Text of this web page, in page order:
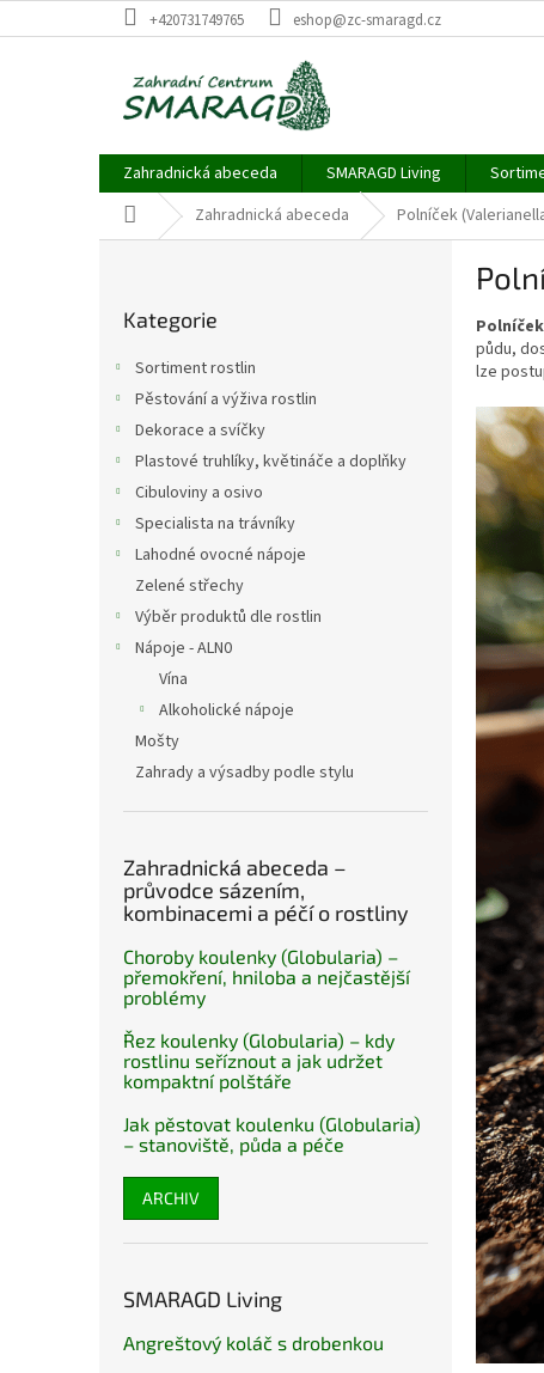
na
+420731749765 eshop@zc-smaragd.cz
Zahradnická abeceda SMARAGD Living
Domů Zahradnická abeceda Polníček
kategorie
Kategorie
Sortiment rostlin
Pěstování a výživa rostlin
Dekorace a svíčky
Plastové truhlíky, květináče a doplňky
Cibuloviny a osivo
Specialista na trávníky
Lahodné ovocné nápoje
Zelené střechy
Výběr produktů dle rostlin
Nápoje - ALN0
Vína
Alkoholické nápoje
Mošty
Zahrady a výsadby podle stylu
Zahradnická abeceda –
průvodce sázením,
kombinacemi a péčí o rostliny
Choroby koulenky (Globularia) –
přemokření, hniloba a nejčastější
problémy
Řez koulenky (Globularia) – kdy
rostlinu seříznout a jak udržet
kompaktní polštáře
Jak pěstovat koulenku (Globularia)
– stanoviště, půda a péče
ARCHIV
SMARAGD Living
Angreštový koláč s drobenkou
půdu,
lze